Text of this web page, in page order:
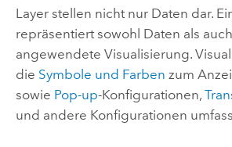
Layer stellen nicht nur Daten dar.
repräsentiert sowohl Daten als
angewendete Visualisierung.
die Symbole und Farben zum
sowie Pop-up-Konfigurationen,
und andere Konfigurationen